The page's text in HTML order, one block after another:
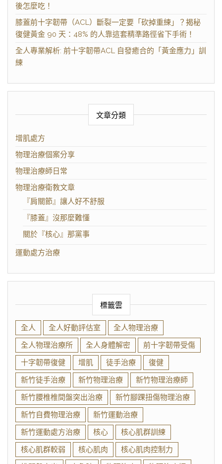
後怎麼吃！
膝蓋前十字韌帶（ACL）斷裂一定要「砍掉重練」？揭秘
復健黃金 90 天：48% 的人靠這套精準路徑省下手術！
全人專業解析: 前十字韌帶ACL 自發癒合的「黃金應力」訓
練
文章分類
增肌處方
物理治療個案分享
物理治療師日常
物理治療衛教文章
『肩關節』讓人好不舒服
『膝蓋』沒那麼難懂
關於『核心』那黨事
運動處方治療
標籤雲
全人 全人好動評估室
全人物理治療
全人物理治療所
全人身體解密
前十字韌帶受傷
十字韌帶復健
增肌 徒手治療
復健
新竹徒手治療
新竹物理治療
新竹物理治療師
新竹腰椎椎間盤突出治療
新竹腳踝扭傷物理治療
新竹自費物理治療
新竹運動治療
新竹運動處方治療
核心
核心肌群訓練
核心肌群較弱
核心肌肉
核心肌肉控制力